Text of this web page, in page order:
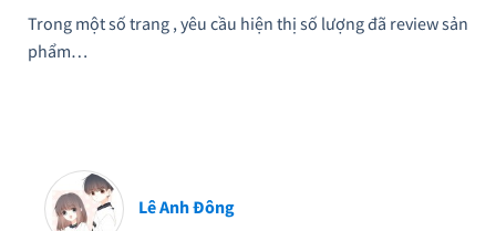
Trong một số trang , yêu cầu hiện thị số lượng đã review sản
phẩm…
Lê Anh Đông